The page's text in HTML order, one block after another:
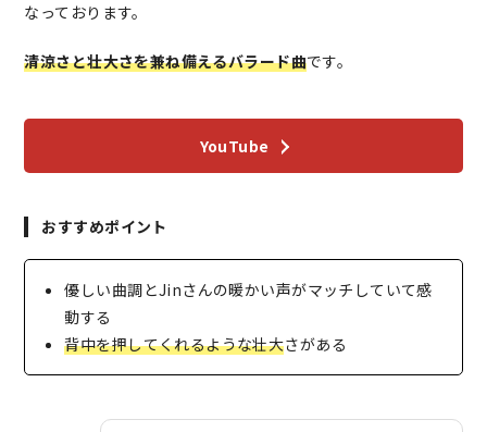
なっております。
清涼さと壮大さを兼ね備えるバラード曲です。
YouTube
おすすめポイント
優しい曲調とJinさんの暖かい声がマッチしていて感
動する
背中を押してくれるような壮大さがある